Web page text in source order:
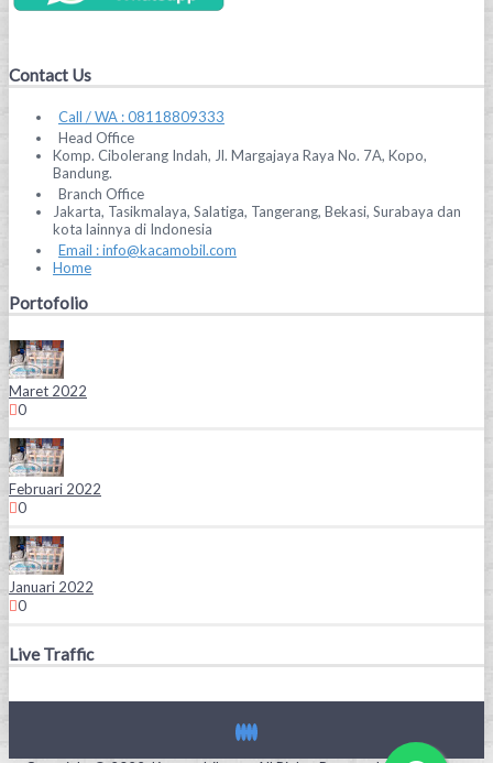
Contact Us
Call / WA : 08118809333
Head Office
Komp. Cibolerang Indah, Jl. Margajaya Raya No. 7A, Kopo,
Bandung.
Branch Office
Jakarta, Tasikmalaya, Salatiga, Tangerang, Bekasi, Surabaya dan
kota lainnya di Indonesia
Email : info@kacamobil.com
Home
Portofolio
Maret 2022
0
Februari 2022
0
Januari 2022
0
Live Traffic